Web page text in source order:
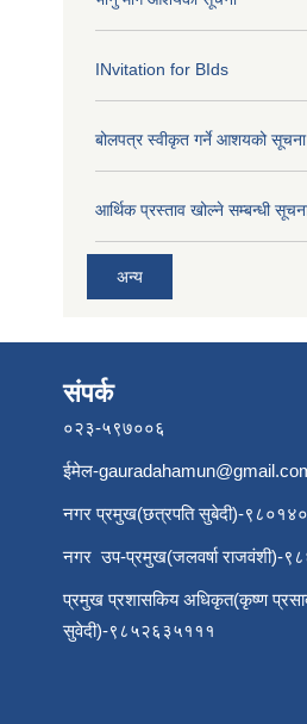
INvitation for BIds
बोलपत्र स्वीकृत गर्ने आशयको सूचना
आर्थिक प्रस्ताव खोल्ने सम्बन्धी
अन्य
संपर्क
०२३-५९७००६
ईमेल-
नगर प्रमुख(छत्रपति सुबेदी)-
नगर उप-प्रमुख(जलवर्षा राजवंशी)-
प्रमुख प्रशासकिय अधिकृत(कृष्ण
सुवेदी)-९८५२६३५१११